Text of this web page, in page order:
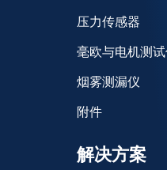
压力传感器
毫欧与电机测
烟雾测漏仪
附件
解决方案